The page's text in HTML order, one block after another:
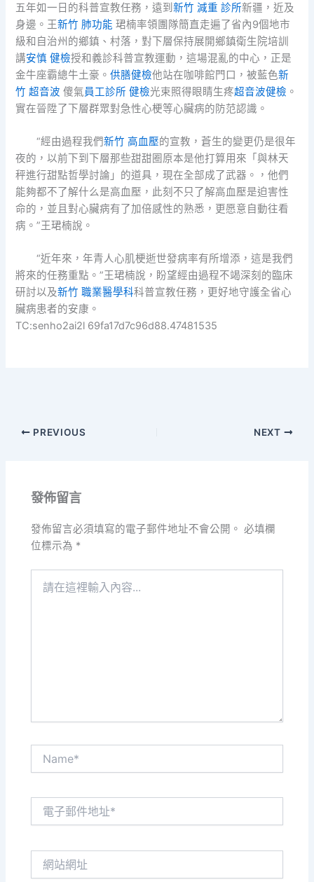
五年如一日的科普宣教任務，遠到新竹 減重 診所新疆，近及
身邊。王新竹 肺功能珺楠率領團隊簡直走遍了省內9個地市
級和自治州的鄉鎮、村落，對下層保持展開鄉鎮衛生院培訓
講安慎 健檢授和義診科普宣教運動，這場混亂的中心，正是
金牛座霸總牛土豪。供膳健檢他站在咖啡館門口，被藍色新
竹 超音波傻氣員工診所 健檢光束照得眼睛生疼超音波健檢 。
實在晉陞了下層群眾對急性心梗等心臟病的防范認識。
“經由過程我們新竹 高血壓的宣教，蒼生的變更仍是很年
夜的，以前下到下層那些甜甜圈原本是他打算用來「與林天
秤進行甜點哲學討論」的道具，現在全部成了武器。，他們
能夠都不了解什么是高血壓，此刻不只了解高血壓是迫害性
命的，並且對心臟病有了加倍感性的熟悉，更愿意自動往看
病。”王珺楠說。
“近年來，年青人心肌梗逝世發病率有所增添，這是我們
將來的任務重點。”王珺楠說，盼望經由過程不竭深刻的臨床
研討以及新竹 職業醫學科科普宣教任務，更好地守護全省心
臟病患者的安康。
TC:senho2ai2l 69fa17d7c96d88.47481535
PREVIOUS NEXT
發佈留言
發佈留言必須填寫的電子郵件地址不會公開。 必填欄
位標示為 *